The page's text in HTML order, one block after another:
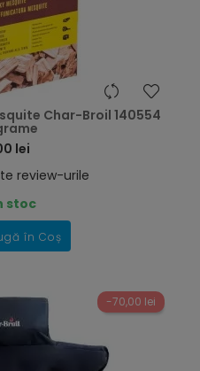
Char-Broil 140554
lei
review-urile
stoc
în Coș
-70,00 lei